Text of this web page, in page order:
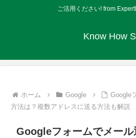
ご活用ください! from
Know How
ホーム Google
Google
方法は？複数アドレスに送る方法も解説
Googleフォームでメー